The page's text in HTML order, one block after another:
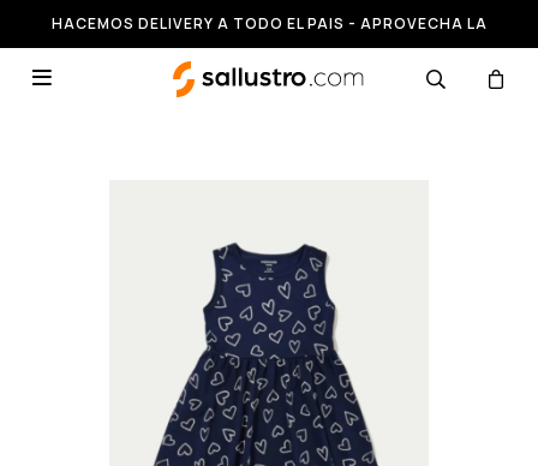
HACEMOS DELIVERY A TODO EL PAIS - APROVECHA LA
RUNNING HASTA 50% OFF
